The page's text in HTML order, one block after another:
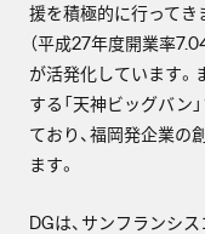
援を積極的に行ってき
（平成27年度開業率
が活発化しています
する「天神ビッグバン
ており、福岡発企業の
ます。
DGは、サンフランシ